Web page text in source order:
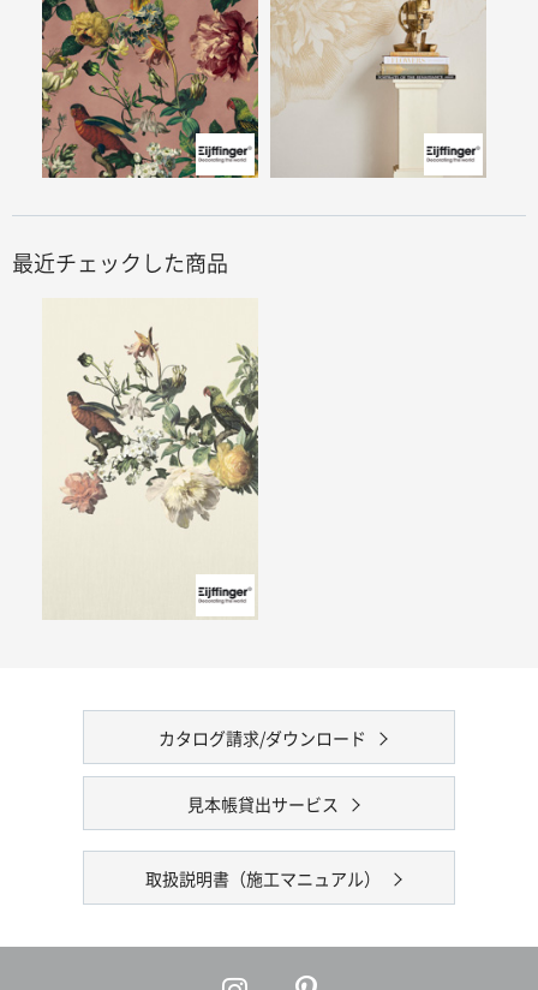
最近チェックした商品
カタログ請求/ダウンロード
見本帳貸出サービス
取扱説明書（施工マニュアル）